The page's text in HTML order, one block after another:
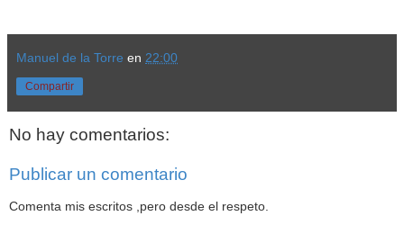
Manuel de la Torre en 22:00
Compartir
No hay comentarios:
Publicar un comentario
Comenta mis escritos ,pero desde el respeto.